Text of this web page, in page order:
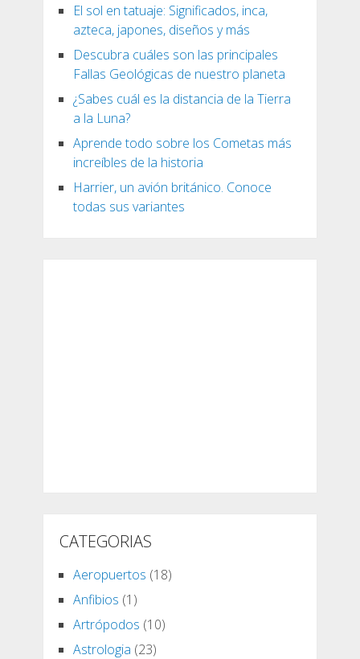
El sol en tatuaje: Significados, inca,
azteca, japones, diseños y más
Descubra cuáles son las principales
Fallas Geológicas de nuestro planeta
¿Sabes cuál es la distancia de la Tierra
a la Luna?
Aprende todo sobre los Cometas más
increíbles de la historia
Harrier, un avión británico. Conoce
todas sus variantes
CATEGORIAS
Aeropuertos (18)
Anfibios (1)
Artrópodos (10)
Astrologia (23)